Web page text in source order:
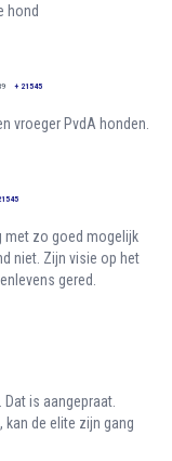
hond
+ 21545
vroeger PvdA honden.
zo goed mogelijk
niet. Zijn visie op het
gered.
is aangepraat.
de elite zijn gang